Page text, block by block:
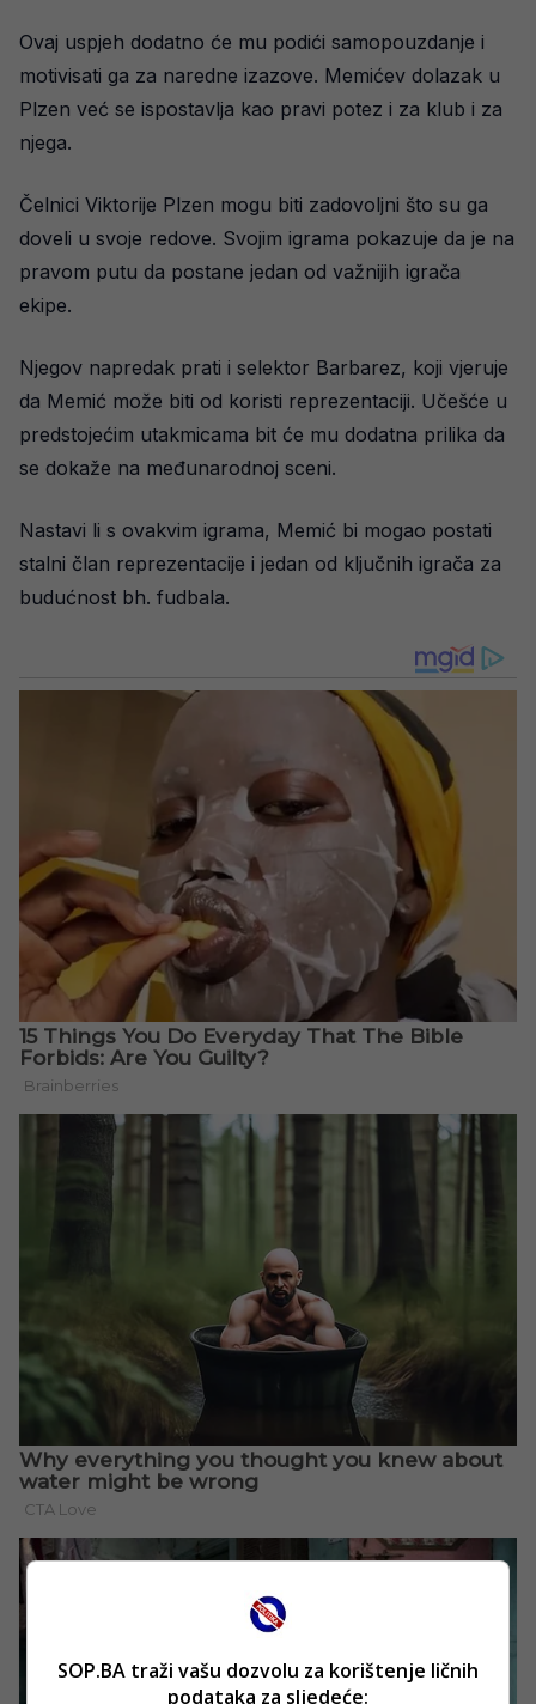
Ovaj uspjeh dodatno će mu podići samopouzdanje i
motivisati ga za naredne izazove. Memićev dolazak u
Plzen već se ispostavlja kao pravi potez i za klub i za
njega.
Čelnici Viktorije Plzen mogu biti zadovoljni što su ga
doveli u svoje redove. Svojim igrama pokazuje da je na
pravom putu da postane jedan od važnijih igrača
ekipe.
Njegov napredak prati i selektor Barbarez, koji vjeruje
da Memić može biti od koristi reprezentaciji. Učešće u
predstojećim utakmicama bit će mu dodatna prilika da
se dokaže na međunarodnoj sceni.
Nastavi li s ovakvim igrama, Memić bi mogao postati
stalni član reprezentacije i jedan od ključnih igrača za
budućnost bh. fudbala.
SOP.BA traži vašu dozvolu za korištenje ličnih
podataka za sljedeće: